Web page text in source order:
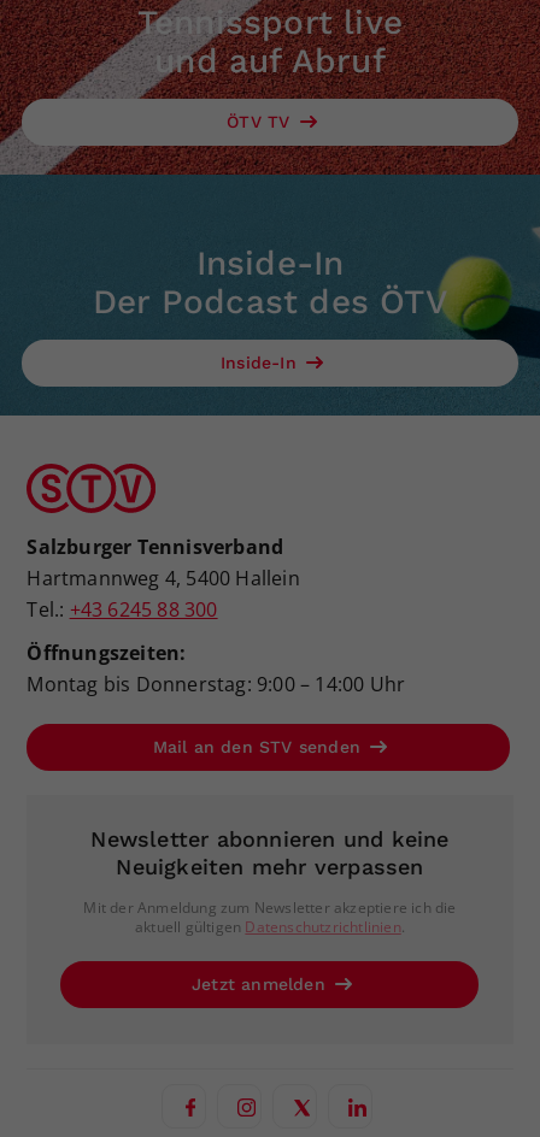
Tennissport live
und auf Abruf
ÖTV TV
Inside-In
Der Podcast des ÖTV
Inside-In
Salzburger Tennisverband
Hartmannweg 4, 5400 Hallein
Tel.: +43 6245 88 300
Öffnungszeiten:
Montag bis Donnerstag: 9:00 – 14:00 Uhr
Mail an den STV senden
Newsletter abonnieren und keine
Neuigkeiten mehr verpassen
Mit der Anmeldung zum Newsletter akzeptiere ich die
aktuell gültigen Datenschutzrichtlinien.
Jetzt anmelden